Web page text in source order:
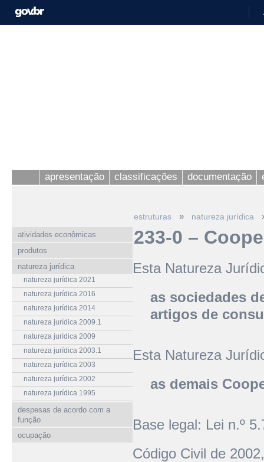
apresentação classificações documentação
atividades econômicas
produtos
natureza jurídica
natureza jurídica 2021
natureza jurídica 2016
natureza jurídica 2014
natureza jurídica 2009.1
natureza jurídica 2009
natureza jurídica 2003.1
natureza jurídica 2003
natureza jurídica 2002
natureza jurídica 1995
despesas de acordo com a
função
ocupação
estruturas » natureza jurídica
233-0 –
Esta Natureza
as sociedades
artigos de
Esta Natureza
as demais
Base legal: Lei n.º
Código Civil de